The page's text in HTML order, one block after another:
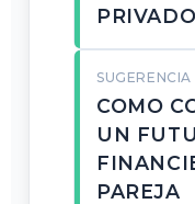
PRIVADO
COMO
UN
PAREJA